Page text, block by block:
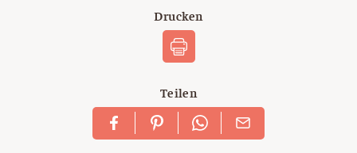
Drucken
Teilen